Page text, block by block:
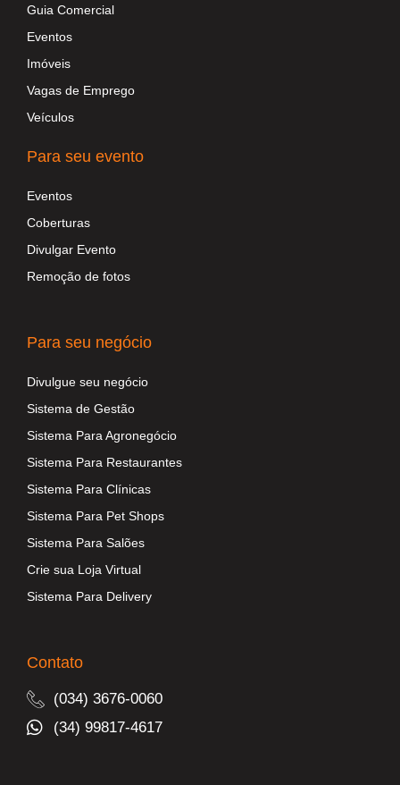
Guia Comercial
Eventos
Imóveis
Vagas de Emprego
Veículos
Para seu evento
Eventos
Coberturas
Divulgar Evento
Remoção de fotos
Para seu negócio
Divulgue seu negócio
Sistema de Gestão
Sistema Para Agronegócio
Sistema Para Restaurantes
Sistema Para Clínicas
Sistema Para Pet Shops
Sistema Para Salões
Crie sua Loja Virtual
Sistema Para Delivery
Contato
(034) 3676-0060
(34) 99817-4617